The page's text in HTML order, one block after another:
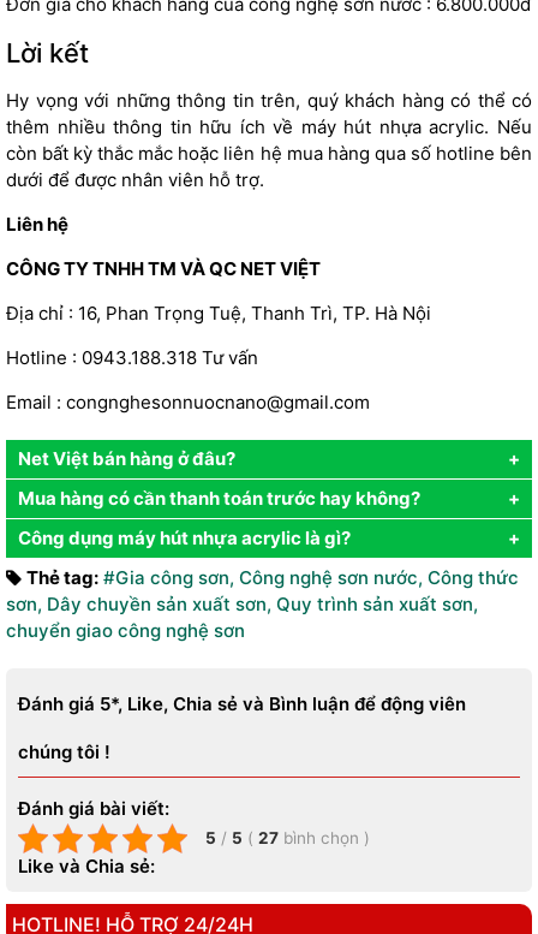
Lời kết
Hy vọng với những thông tin trên, quý khách hàng có thể có
thêm nhiều thông tin hữu ích về máy hút nhựa acrylic. Nếu
còn bất kỳ thắc mắc hoặc liên hệ mua hàng qua số hotline bên
dưới để được nhân viên hỗ trợ.
Liên hệ
CÔNG TY TNHH TM VÀ QC NET VIỆT
Địa chỉ : 16, Phan Trọng Tuệ, Thanh Trì, TP. Hà Nội
Hotline : 0943.188.318 Tư vấn
Email : congnghesonnuocnano@gmail.com
Net Việt bán hàng ở đâu?
Mua hàng có cần thanh toán trước hay không?
Công dụng máy hút nhựa acrylic là gì?
Thẻ tag: #Gia công sơn, Công nghệ sơn nước, Công thức
sơn, Dây chuyền sản xuất sơn, Quy trình sản xuất sơn,
chuyển giao công nghệ sơn
Đánh giá 5*, Like, Chia sẻ và Bình luận để động viên
chúng tôi !
Đánh giá bài viết:
5 / 5 ( 27 bình chọn )
Like và Chia sẻ:
HOTLINE! HỖ TRỢ 24/24H